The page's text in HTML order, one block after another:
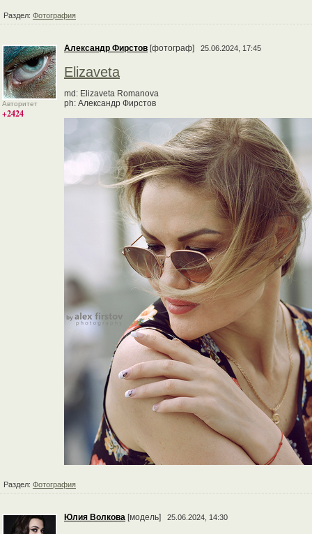
Раздел: Фотография
Авторитет
+2424
Александр Фирстов [фотограф] 25.06.2024, 17:45
Elizaveta
md: Elizaveta Romanova
ph: Александр Фирстов
Раздел: Фотография
Юлия Волкова [модель] 25.06.2024, 14:30